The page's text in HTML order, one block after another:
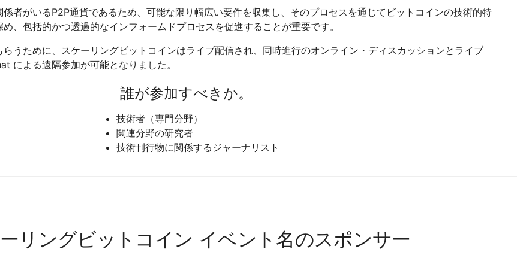
係者がいるP2P通貨であるため、可能な限り幅広い要件を収集し、そのプロセスを通じてビットコインの技術的特
、包括的かつ透過的なインフォームドプロセスを促進することが重要です。
うために、スケーリングビットコインはライブ配信され、同時進行のオンライン・ディスカッションとライブ
による遠隔参加が可能となりました。
誰が参加すべきか。
技術者（専門分野）
関連分野の研究者
技術刊行物に関係するジャーナリスト
リングビットコイン イベント名のスポンサー